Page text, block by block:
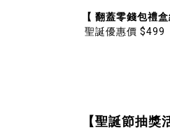
【 翻蓋零錢包禮盒
聖誕優惠價 $499
【聖誕節抽獎